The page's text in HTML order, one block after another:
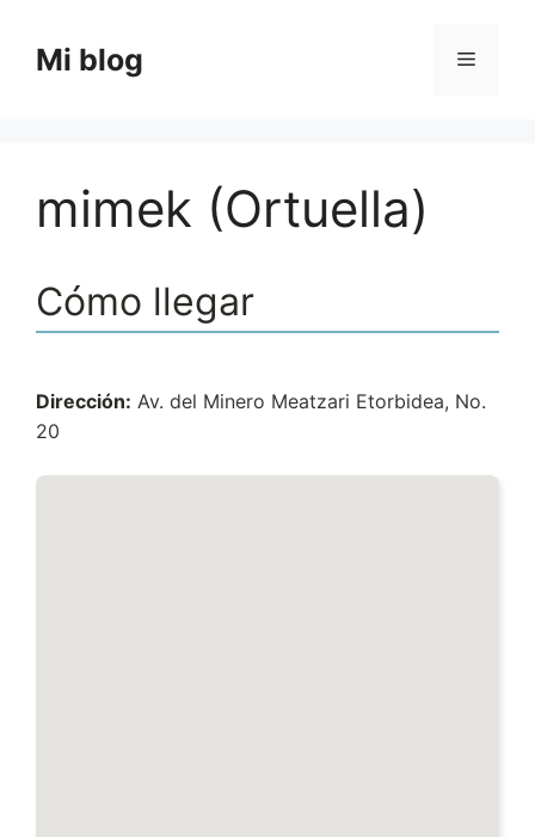
contenido
Mi blog Menú
mimek (Ortuella)
Cómo llegar
Dirección: Av. del Minero Meatzari Etorbidea, No.
20